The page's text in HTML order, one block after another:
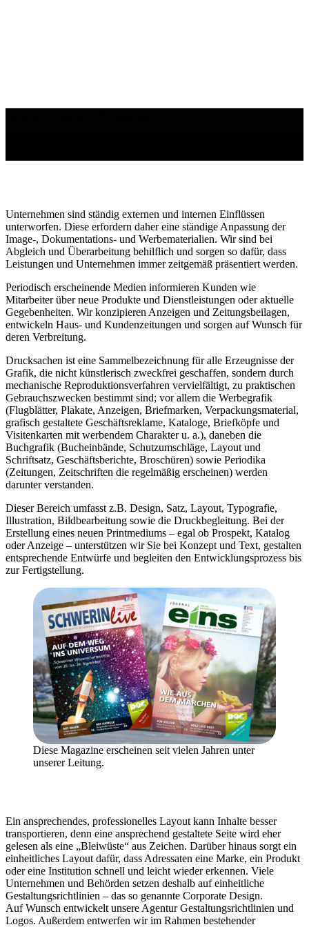
Unternehmen sind ständig externen und internen Einflüssen
unterworfen. Diese erfordern daher eine ständige Anpassung der
Image-, Dokumentations- und Werbematerialien. Wir sind bei
Abgleich und Überarbeitung behilflich und sorgen so dafür, dass
Leistungen und Unternehmen immer zeitgemäß präsentiert werden.
Periodisch erscheinende Medien informieren Kunden wie
Mitarbeiter über neue Produkte und Dienstleistungen oder aktuelle
Gegebenheiten. Wir konzipieren Anzeigen und Zeitungsbeilagen,
entwickeln Haus- und Kundenzeitungen und sorgen auf Wunsch für
deren Verbreitung.
Drucksachen ist eine Sammelbezeichnung für alle Erzeugnisse der
Grafik, die nicht künstlerisch zweckfrei geschaffen, sondern durch
mechanische Reproduktionsverfahren vervielfältigt, zu praktischen
Gebrauchszwecken bestimmt sind; vor allem die Werbegrafik
(Flugblätter, Plakate, Anzeigen, Briefmarken, Verpackungsmaterial,
grafisch gestaltete Geschäftsreklame, Kataloge, Briefköpfe und
Visitenkarten mit werbendem Charakter u. a.), daneben die
Buchgrafik (Bucheinbände, Schutzumschläge, Layout und
Schriftsatz, Geschäftsberichte, Broschüren) sowie Periodika
(Zeitungen, Zeitschriften die regelmäßig erscheinen) werden
darunter verstanden.
Dieser Bereich umfasst z.B. Design, Satz, Layout, Typografie,
Illustration, Bildbearbeitung sowie die Druckbegleitung. Bei der
Erstellung eines neuen Printmediums – egal ob Prospekt, Katalog
oder Anzeige – unterstützen wir Sie bei Konzept und Text, gestalten
entsprechende Entwürfe und begleiten den Entwicklungsprozess bis
zur Fertigstellung.
Diese Magazine erscheinen seit vielen Jahren unter
unserer Leitung.
Ein ansprechendes, professionelles Layout kann Inhalte besser
transportieren, denn eine ansprechend gestaltete Seite wird eher
gelesen als eine „Bleiwüste“ aus Zeichen. Darüber hinaus sorgt ein
einheitliches Layout dafür, dass Adressaten eine Marke, ein Produkt
oder eine Institution schnell und leicht wieder erkennen. Viele
Unternehmen und Behörden setzen deshalb auf einheitliche
Gestaltungsrichtlinien – das so genannte Corporate Design.
Auf Wunsch entwickelt unsere Agentur Gestaltungsrichtlinien und
Logos. Außerdem entwerfen wir im Rahmen bestehender